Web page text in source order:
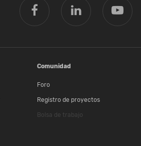
Comunidad
Foro
Registro de proyectos
Bolsa de trabajo